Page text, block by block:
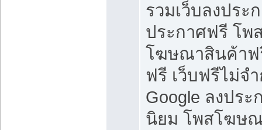
รวมเว็บลงประ
ประกาศฟรี โพ
โฆษณาสินค้าฟ
ฟรี เว็บฟรีไม่จ
Google ลงปร
นิยม โพสโฆษ